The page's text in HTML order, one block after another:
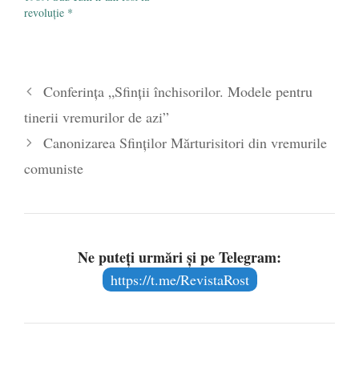
revoluţie *
Conferinţa „Sfinţii închisorilor. Modele pentru
tinerii vremurilor de azi”
Canonizarea Sfinților Mărturisitori din vremurile
comuniste
Ne puteți urmări și pe Telegram:
https://t.me/RevistaRost